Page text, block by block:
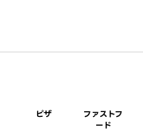
ピザ
ファストフ
ード